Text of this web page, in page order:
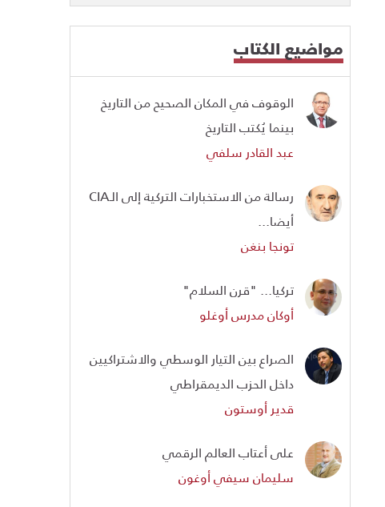
مواضيع الكتاب
الوقوف في المكان الصحيح من التاريخ
بينما يُكتب التاريخ
عبد القادر سلفي
رسالة من الاستخبارات التركية إلى الـCIA
أيضا...
تونجا بنغن
تركيا... "قرن السلام"
أوكان مدرس أوغلو
الصراع بين التيار الوسطي والاشتراكيين
داخل الحزب الديمقراطي
قدير أوستون
على أعتاب العالم الرقمي
سليمان سيفي أوغون